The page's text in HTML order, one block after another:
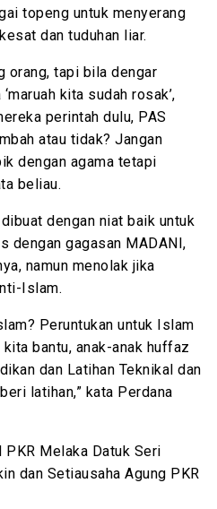
topeng untuk menyerang
dan tuduhan liar.
orang, tapi bila dengar
kita sudah rosak’,
perintah dulu, PAS
atau tidak? Jangan
dengan agama tetapi
beliau.
dengan niat baik untuk
dengan gagasan MADANI,
namun menolak jika
Islam.
Peruntukan untuk Islam
bantu, anak-anak huffaz
dan Latihan Teknikal dan
latihan,” kata Perdana
Melaka Datuk Seri
dan Setiausaha Agung PKR